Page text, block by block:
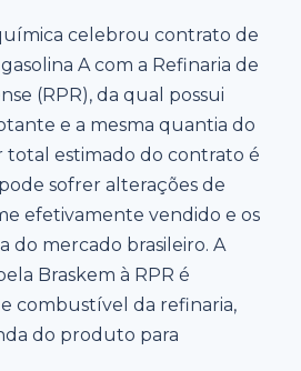
celebrou contrato de
A com a Refinaria de
(RPR), da qual possui
e a mesma quantia do
total estimado do contrato é
sofrer alterações de
efetivamente vendido e os
do mercado brasileiro. A
Braskem à RPR é
combustível da refinaria,
do produto para